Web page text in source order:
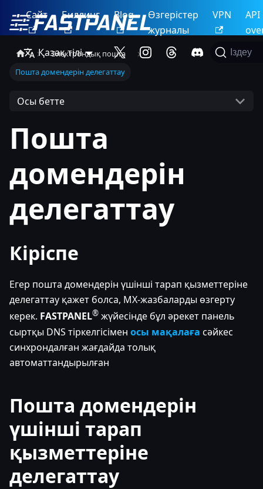
Сайт Биллинг Blog
Өзгерістер
журналы
VPN
API
Қазақ тілі
Іздеу
Электрондық пошта
Пошта домендерін делегаттау
Осы бетте
Пошта
домендерін
делегаттау
Кіріспе
Егер пошта домендерін үшінші тарап қызметтеріне
делегаттау қажет болса, MX-жазбаларды өзгерту
керек. FASTPANEL® жүйесінде бұл әрекет панель
сыртқы DNS тіркелгісімен осы мақалаға сәйкес
синхрондалған жағдайда толық
автоматтандырылған
Пошта домендерін
үшінші тарап
қызметтеріне
делегаттау